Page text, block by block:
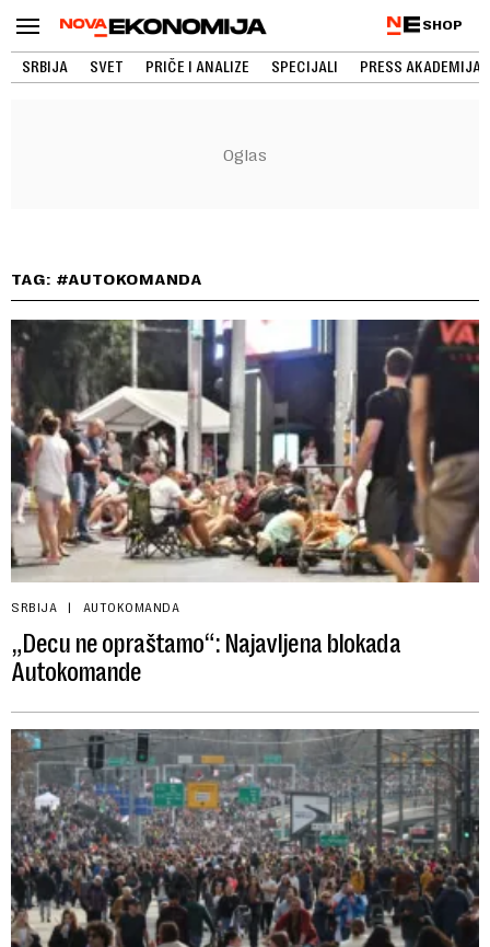
SHOP
SRBIJA SVET PRIČE I ANALIZE SPECIJALI PRESS AKADEMIJA
TAG: #AUTOKOMANDA
SRBIJA AUTOKOMANDA
„Decu ne opraštamo“: Najavljena blokada
Autokomande